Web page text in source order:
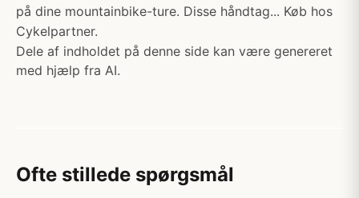
på dine mountainbike-ture. Disse håndtag... Køb hos
Cykelpartner.
Dele af indholdet på denne side kan være genereret
med hjælp fra AI.
Ofte stillede spørgsmål